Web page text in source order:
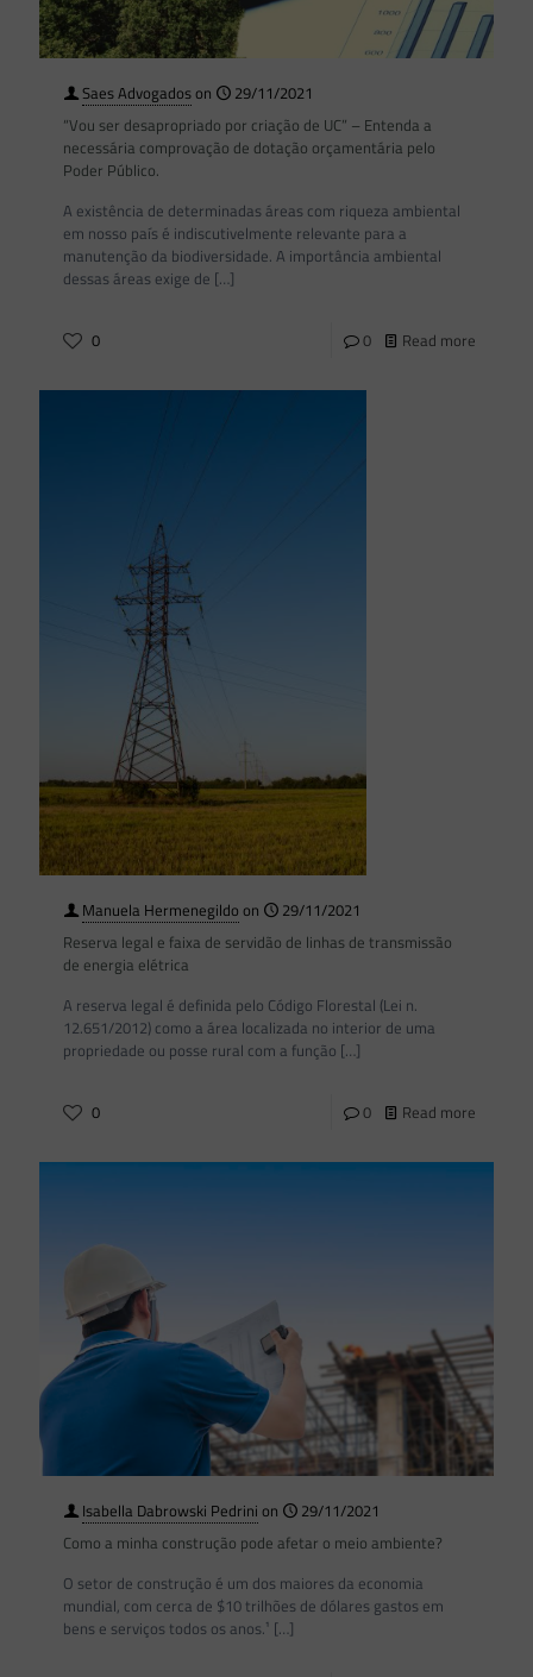
Saes Advogadoson
29/11/2021
“Vou ser desapropriado por criação de UC” – Entenda a
necessária comprovação de dotação orçamentária pelo
Poder Público.
A existência de determinadas áreas com riqueza ambiental
em nosso país é indiscutivelmente relevante para a
manutenção da biodiversidade. A importância ambiental
dessas áreas exige de […]
0 0 Read more
Manuela Hermenegildo on
29/11/2021
Reserva legal e faixa de servidão de linhas de transmissão
de energia elétrica
A reserva legal é definida pelo Código Florestal (Lei n.
12.651/2012) como a área localizada no interior de uma
propriedade ou posse rural com a função […]
0 0 Read more
Isabella Dabrowski Pedrini on
29/11/2021
Como a minha construção pode afetar o meio ambiente?
O setor de construção é um dos maiores da economia
mundial, com cerca de $10 trilhões de dólares gastos em
bens e serviços todos os anos.¹ […]